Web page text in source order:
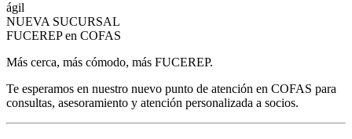
ágil
NUEVA SUCURSAL
FUCEREP en COFAS
Más cerca, más cómodo, más FUCEREP.
Te esperamos en nuestro nuevo punto de atención en COFAS para
consultas, asesoramiento y atención personalizada a socios.